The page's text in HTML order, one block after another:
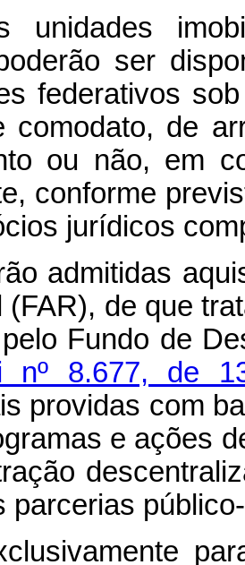
unidades
ser
federativos
comodato, de
ou não, em
conforme
jurídicos
admitidas
(FAR), de que
Fundo de
nº 8.677, de
providas com
e ações
parcerias